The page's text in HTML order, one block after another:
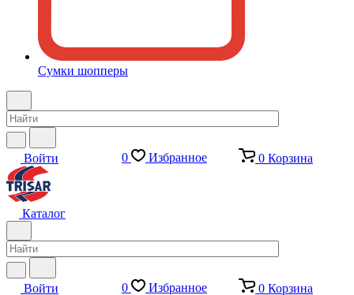
Сумки шопперы
Войти 0 Избранное 0 Корзина
Каталог
Войти 0 Избранное 0 Корзина